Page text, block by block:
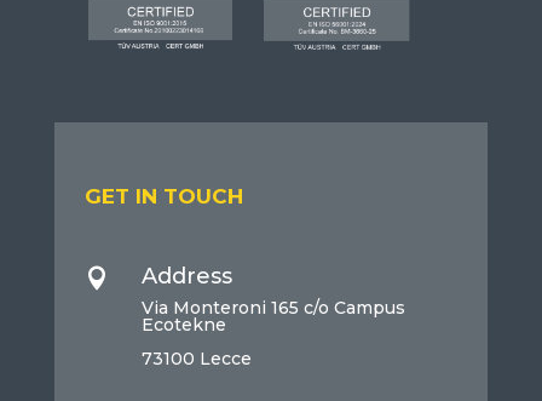
GET IN TOUCH
 Address
Via Monteroni 165 c/o Campus
Ecotekne
73100 Lecce